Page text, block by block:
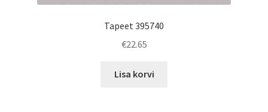
Tapeet 395740
€22.65
Lisa korvi